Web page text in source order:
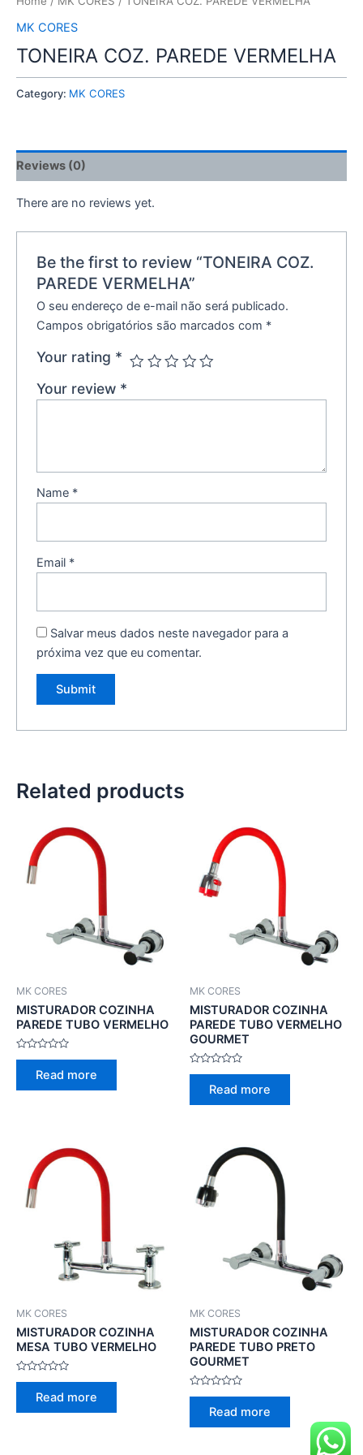
MK CORES
TONEIRA COZ. PAREDE VERMELHA
Category: MK CORES
Reviews (0)
There are no reviews yet.
Be the first to review “TONEIRA COZ.
PAREDE VERMELHA”
O seu endereço de e-mail não será publicado.
Campos obrigatórios são marcados com *
Your rating *
Your review *
Name *
Email *
Salvar meus dados neste navegador para a
próxima vez que eu comentar.
Related products
MK CORES
MISTURADOR COZINHA
PAREDE TUBO VERMELHO
Rated
Read more
MK CORES
MISTURADOR COZINHA
PAREDE TUBO VERMELHO
GOURMET
Rated
Read more
MK CORES
MISTURADOR COZINHA
MESA TUBO VERMELHO
Rated
Read more
MK CORES
MISTURADOR COZINHA
PAREDE TUBO PRETO
GOURMET
Rated
Read more